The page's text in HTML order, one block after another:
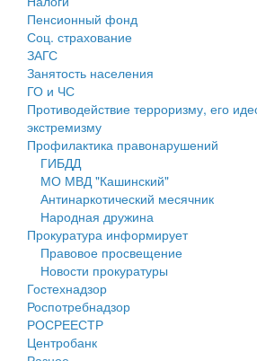
Противодействие коррупции
Контрольно-счетная палата
Персональные данные
Оценка регулирующего воздействия
Деятельность МУ
Нормативы градостроительного
Правила землепользования и
Генеральные планы
Проекты планировки территории
Собрание депутатов
Городское поселение
Пенсионный фонд
Соц. страхование
ЗАГС
Занятость населения
ГО и ЧС
Противодействие терроризму, его
экстремизму
Профилактика правонарушений
ГИБДД
МО МВД "Кашинский"
Антинаркотический месячник
Народная дружина
Прокуратура информирует
Правовое просвещение
Новости прокуратуры
Гостехнадзор
Роспотребнадзор
РОСРЕЕСТР
Центробанк